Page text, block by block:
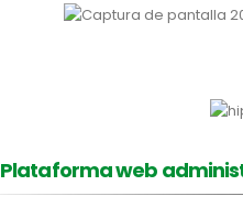
Plataforma web